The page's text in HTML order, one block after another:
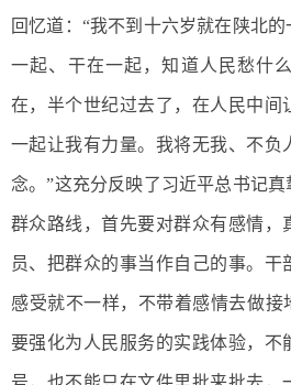
回忆道：“我不到十六岁就在陕北
一起、干在一起，知道人民愁什
在，半个世纪过去了，在人民中间
一起让我有力量。我将无我、不负
念。”这充分反映了习近平总书记
群众路线，首先要对群众有感情，
员、把群众的事当作自己的事。干
感受就不一样，不带着感情去做接
要强化为人民服务的实践体验，不